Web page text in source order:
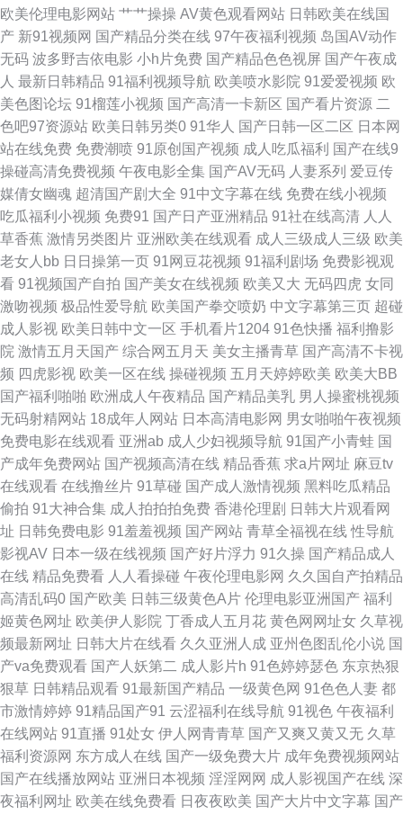
欧美日黄 日韩淫乱视频 亚洲天堂免费 97福利影院 超碰在线地址页面 一级片
人妖 aV映画网 高清在线观看av 久久九精品 日韩第一精品 亚洲3级电影网 91
免费大片 爱豆成人网站 国产91白虎动漫 免费观看黄色电影 日韩在线视频网
站 91熊猫tv网页 超碰香蕉福利 狠狠撸天天干 女人的天堂AV 日日夜夜国产精
品 影音先锋国产性爱 国内自拍97超碰 日本αv网站 午夜影院老司机 91人人
干 超碰日韩无码 黑丝91国产 欧美一区二区蜜桃 伪娘黑丝自慰 91n线免费观
看 成人性爱自拍 黄涩91大片 欧洲爽爽网 婷婷碰碰 2026全色网 肏屄天天肏
屄 韩日乱色 欧美伦理片 天天操片 91九色呆哥在线 免费看片5h aa网站 91专
区在线 国产日日夜夜网站 欧美一二 午夜激情福利AV 91免费视频版 成人视
频传媒 久久爱88热 人人超碰在线 超碰香蕉99 男人天堂五月天 婷婷六月天电
影 91熟妇 国产老A精品在线 欧美肏屄电影 神马影院福利午夜 91超在碰
www亚州色图 国产物业视频 日本www免费 伊人影院国产91 操逼久久www
黄色A片人与兽 人人超色 亚州午夜AV 91網站 成人在线69 精品久久欧洲 欧
美在线视频99 97超碰激情 韩国AV逼天堂 欧美国产激情 婷婷日本 91福利网
址 肏屄二区 黄色网大全 欧美色图天堂在线 午夜网址AV 97色色资源网 韩国
伦理av 人妖伪娘免费 伊人婷婷麻豆 www日本色 激情小视频91 午夜丝袜AV
电影 丁香五月天导航网 免费91视频 伊人久操综合在线 成人免费电影网址 另
色激情 婷婷自拍网 91露胸 东京热天堂精品 老湿机69福利院 少妇福利导航
欧美伦理电影网站 艹艹操操 AV黄色观看网站 日韩欧美在线国
产 新91视频网 国产精品分类在线 97午夜福利视频 岛国AV动作
无码 波多野吉依电影 小h片免费 国产精品色色视屏 国产午夜成
人 最新日韩精品 91福利视频导航 欧美喷水影院 91爱爱视频 欧
美色图论坛 91榴莲小视频 国产高清一卡新区 国产看片资源 二
色吧97资源站 欧美日韩另类0 91华人 国产日韩一区二区 日本网
站在线免费 免费潮喷 91原创国产视频 成人吃瓜福利 国产在线9
操碰高清免费视频 午夜电影全集 国产AV无码 人妻系列 爱豆传
媒倩女幽魂 超清国产剧大全 91中文字幕在线 免费在线小视频
吃瓜福利小视频 免费91 国产日产亚洲精品 91社在线高清 人人
草香蕉 激情另类图片 亚洲欧美在线观看 成人三级成人三级 欧美
老女人bb 日日操第一页 91网豆花视频 91福利剧场 免费影视观
看 91视频国产自拍 国产美女在线视频 欧美又大 无码四虎 女同
激吻视频 极品性爱导航 欧美国产拳交喷奶 中文字幕第三页 超碰
成人影视 欧美日韩中文一区 手机看片1204 91色快播 福利撸影
院 激情五月天国产 综合网五月天 美女主播青草 国产高清不卡视
频 四虎影视 欧美一区在线 操碰视频 五月天婷婷欧美 欧美大BB
国产福利啪啪 欧洲成人午夜精品 国产精品美乳 男人操蜜桃视频
无码射精网站 18成年人网站 日本高清电影网 男女啪啪午夜视频
免费电影在线观看 亚洲ab 成人少妇视频导航 91国产小青蛙 国
产成年免费网站 国产视频高清在线 精品香蕉 求a片网址 麻豆tv
在线观看 在线撸丝片 91草碰 国产成人激情视频 黑料吃瓜精品
偷拍 91大神合集 成人拍拍拍免费 香港伦理剧 日韩大片观看网
址 日韩免费电影 91羞羞视频 国产网站 青草全福视在线 性导航
影视AV 日本一级在线视频 国产好片浮力 91久操 国产精品成人
在线 精品免费看 人人看操碰 午夜伦理电影网 久久国自产拍精品
高清乱码0 国产欧美 日韩三级黄色A片 伦理电影亚洲国产 福利
姬黄色网址 欧美伊人影院 丁香成人五月花 黄色网网址女 久草视
频最新网址 日韩大片在线看 久久亚洲人成 亚州色图乱伦小说 国
产va免费观看 国产人妖第二 成人影片h 91色婷婷瑟色 东京热狠
狠草 日韩精品观看 91最新国产精品 一级黄色网 91色色人妻 都
市激情婷婷 91精品国产91 云涩福利在线导航 91视色 午夜福利
在线网站 91直播 91处女 伊人网青青草 国产又爽又黄又无 久草
福利资源网 东方成人在线 国产一级免费大片 成年免费视频网站
国产在线播放网站 亚洲日本视频 淫淫网网 成人影视国产在线 深
夜福利网址 欧美在线免费看 日夜夜欧美 国产大片中文字幕 国产